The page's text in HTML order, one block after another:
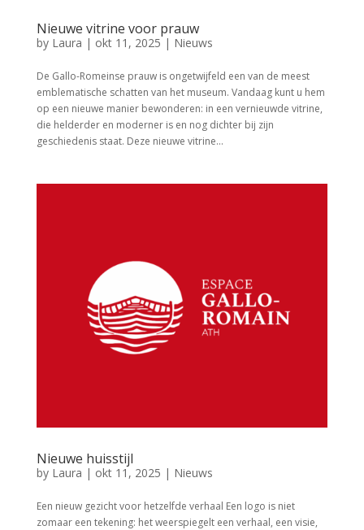
Nieuwe vitrine voor prauw
by Laura | okt 11, 2025 | Nieuws
De Gallo-Romeinse prauw is ongetwijfeld een van de meest
emblematische schatten van het museum. Vandaag kunt u hem
op een nieuwe manier bewonderen: in een vernieuwde vitrine,
die helderder en moderner is en nog dichter bij zijn
geschiedenis staat. Deze nieuwe vitrine...
Nieuwe huisstijl
by Laura | okt 11, 2025 | Nieuws
Een nieuw gezicht voor hetzelfde verhaal Een logo is niet
zomaar een tekening: het weerspiegelt een verhaal, een visie,